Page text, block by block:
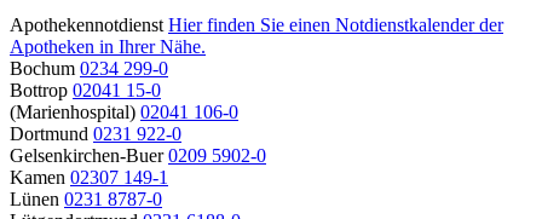
Apothekennotdienst Hier finden Sie einen Notdienstkalender der
Apotheken in Ihrer Nähe.
Bochum 0234 299-0
Bottrop 02041 15-0
(Marienhospital) 02041 106-0
Dortmund 0231 922-0
Gelsenkirchen-Buer 0209 5902-0
Kamen 02307 149-1
Lünen 0231 8787-0